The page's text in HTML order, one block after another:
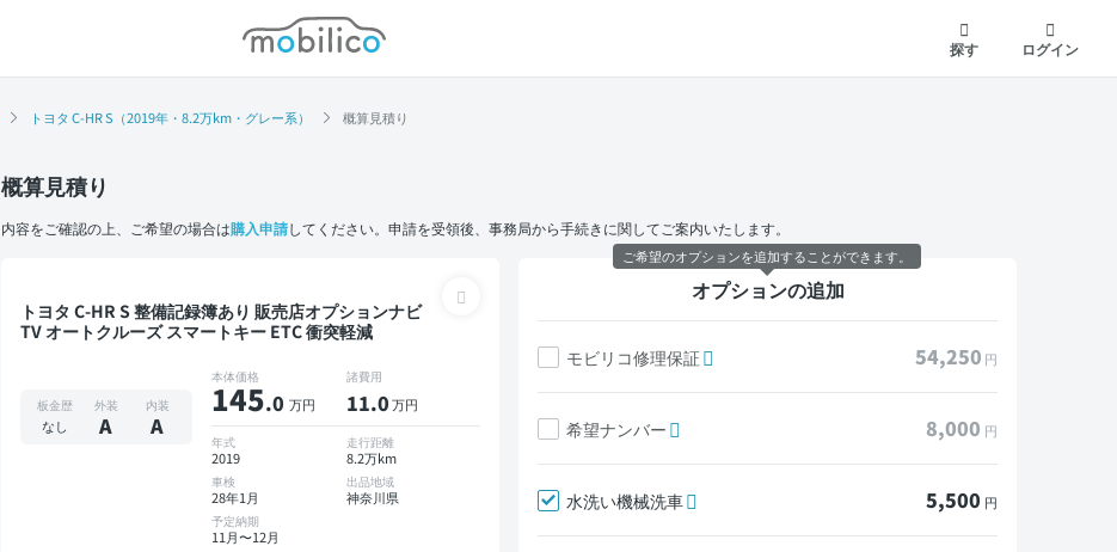
モビリコ
探す
ログイン
トヨタ C-HR S（2019年・8.2万km・グレー系） 概算見積り
概算見積り
内容をご確認の上、ご希望の場合は購入申請してください。申請を受領後、事務局から手続きに関してご案内いたします。
トヨタ C-HR S 整備記録簿あり 販売店オプションナビ
TV オートクルーズ スマートキー ETC 衝突軽減
板金歴
なし
外装
A
内装
A
本体価格
145.0 万円
諸費用
11.0万円
年式
2019
走行距離
8.2万km
車検
28年1月
出品地域
神奈川県
予定納期
11月〜12月
オプションの追加
モビリコ修理保証 54,250 円
希望ナンバー 8,000 円
水洗い機械洗車 5,500 円
ご希望のオプションを追加することができます。